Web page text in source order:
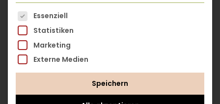
Lebensmittel, dievor unserer Haustüre
wachsen, die saisonal geerntet und frisch
verwendetwerden, sind die richtige Wahl
für alle, denen
eine gesunde, nachhaltige Lebensweise
wichtig sind. Unsere Kochbuchreihe zeigt,
wie mit einfachen Zutaten herrliche Gerichte
Yvonne Schwarzinger
Yvonne Schwarzinger liebt es zu kochen und
genauso gerne schreibt sie darüber. Als
Journalistin berichtet sie u.a. für "Welt der
Frau“ über Kulinarik- und Lifestylethemen. Ihr
Wissen und ihr Gespür für gute Rezepte hat
Es folgt eine Liste der Service-Gruppen, für die
Essenziell
Statistiken
Marketing
Externe Medien
Speichern